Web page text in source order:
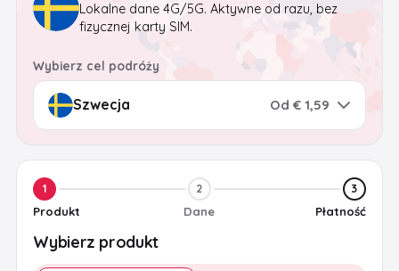
Lokalne dane 4G/5G. Aktywne od razu, bez
fizycznej karty SIM.
Wybierz cel podróży
Od € 1,59
1
Produkt
2
Dane
3
Płatność
Wybierz produkt